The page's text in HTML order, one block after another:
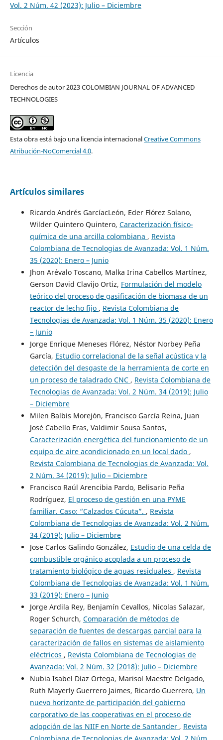
Vol. 2 Núm. 42 (2023): Julio – Diciembre
Sección
Artículos
Licencia
Derechos de autor 2023 COLOMBIAN JOURNAL OF ADVANCED
TECHNOLOGIES
Esta obra está bajo una licencia internacionalCreative Commons
Atribución-NoComercial 4.0.
Artículos similares
Ricardo Andrés GarcíacLeón, Eder Flórez Solano,
Wilder Quintero Quintero, Caracterización físico-
química de una arcilla colombiana , Revista
Colombiana de Tecnologias de Avanzada: Vol. 1 Núm.
35 (2020): Enero – Junio
Jhon Arévalo Toscano, Malka Irina Cabellos Martínez,
Gerson David Clavijo Ortiz, Formulación del modelo
teórico del proceso de gasificación de biomasa de un
reactor de lecho fijo , Revista Colombiana de
Tecnologias de Avanzada: Vol. 1 Núm. 35 (2020): Enero
– Junio
Jorge Enrique Meneses Flórez, Néstor Norbey Peña
García, Estudio correlacional de la señal acústica y la
detección del desgaste de la herramienta de corte en
un proceso de taladrado CNC , Revista Colombiana de
Tecnologias de Avanzada: Vol. 2 Núm. 34 (2019): Julio
– Diciembre
Milen Balbis Morejón, Francisco García Reina, Juan
José Cabello Eras, Valdimir Sousa Santos,
Caracterización energética del funcionamiento de un
equipo de aire acondicionado en un local dado ,
Revista Colombiana de Tecnologias de Avanzada: Vol.
2 Núm. 34 (2019): Julio – Diciembre
Francisco Raúl Arencibia Pardo, Belisario Peña
Rodríguez, El proceso de gestión en una PYME
familiar. Caso: “Calzados Cúcuta”. , Revista
Colombiana de Tecnologias de Avanzada: Vol. 2 Núm.
34 (2019): Julio – Diciembre
Jose Carlos Galindo González, Estudio de una celda de
combustible orgánico acoplada a un proceso de
tratamiento biológico de aguas residuales , Revista
Colombiana de Tecnologias de Avanzada: Vol. 1 Núm.
33 (2019): Enero – Junio
Jorge Ardila Rey, Benjamín Cevallos, Nicolas Salazar,
Roger Schurch, Comparación de métodos de
separación de fuentes de descargas parcial para la
caracterización de fallos en sistemas de aislamiento
eléctricos , Revista Colombiana de Tecnologias de
Avanzada: Vol. 2 Núm. 32 (2018): Julio – Diciembre
Nubia Isabel Díaz Ortega, Marisol Maestre Delgado,
Ruth Mayerly Guerrero Jaimes, Ricardo Guerrero, Un
nuevo horizonte de participación del gobierno
corporativo de las cooperativas en el proceso de
adopción de las NIIF en Norte de Santander , Revista
Colombiana de Tecnologias de Avanzada: Vol. 2 Núm.